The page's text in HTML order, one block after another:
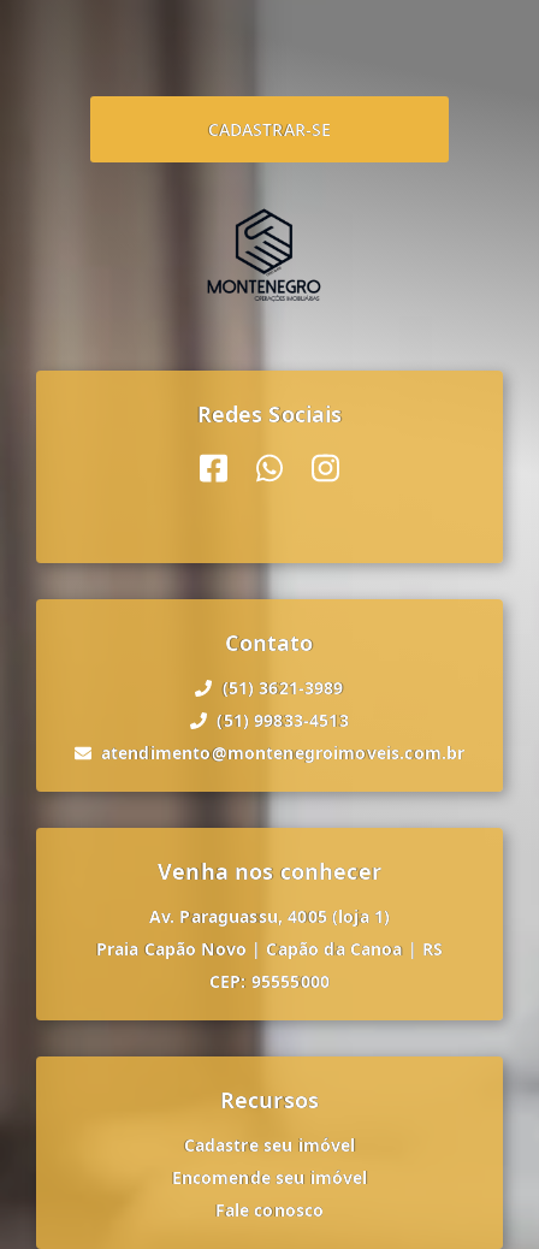
CADASTRAR-SE
Redes Sociais
Contato
(51) 3621-3989
(51) 99833-4513
atendimento@montenegroimoveis.com.br
Venha nos conhecer
Av. Paraguassu, 4005 (loja 1)
Praia Capão Novo | Capão da Canoa | RS
CEP: 95555000
Recursos
Cadastre seu imóvel
Encomende seu imóvel
Fale conosco